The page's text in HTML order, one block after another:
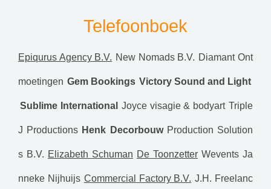
Telefoonboek
Epiqurus Agency B.V. New Nomads B.V. Diamant Ont
moetingen Gem Bookings Victory Sound and Light
Sublime International Joyce visagie & bodyart Triple
J Productions Henk Decorbouw Production Solution
s B.V. Elizabeth Schuman De Toonzetter Wevents Ja
nneke Nijhuijs Commercial Factory B.V. J.H. Freelanc